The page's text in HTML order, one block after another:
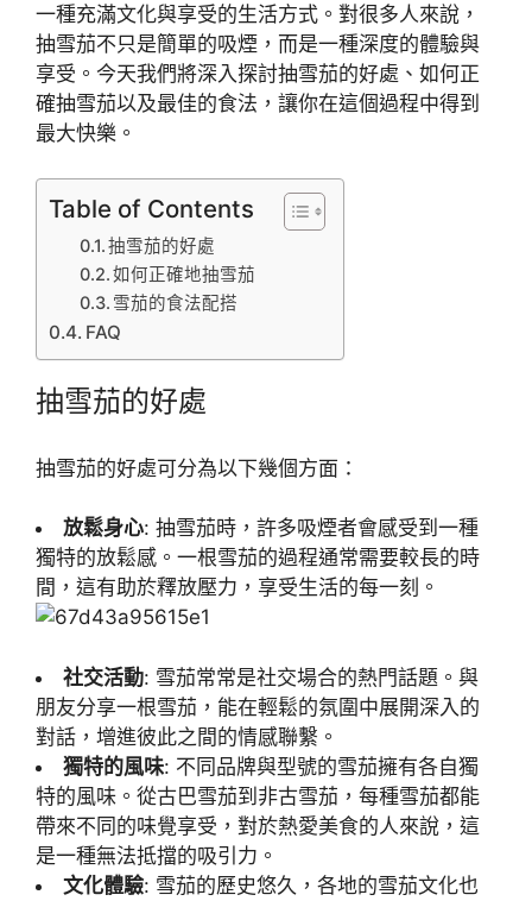
一種充滿文化與享受的生活方式。對很多人來說，
抽雪茄不只是簡單的吸煙，而是一種深度的體驗與
享受。今天我們將深入探討抽雪茄的好處、如何正
確抽雪茄以及最佳的食法，讓你在這個過程中得到
最大快樂。
Table of Contents
抽雪茄的好處
如何正確地抽雪茄
雪茄的食法配搭
FAQ
抽雪茄的好處
抽雪茄的好處可分為以下幾個方面：
放鬆身心: 抽雪茄時，許多吸煙者會感受到一種
獨特的放鬆感。一根雪茄的過程通常需要較長的時
間，這有助於釋放壓力，享受生活的每一刻。
社交活動: 雪茄常常是社交場合的熱門話題。與
朋友分享一根雪茄，能在輕鬆的氛圍中展開深入的
對話，增進彼此之間的情感聯繫。
獨特的風味: 不同品牌與型號的雪茄擁有各自獨
特的風味。從古巴雪茄到非古雪茄，每種雪茄都能
帶來不同的味覺享受，對於熱愛美食的人來說，這
是一種無法抵擋的吸引力。
文化體驗: 雪茄的歷史悠久，各地的雪茄文化也